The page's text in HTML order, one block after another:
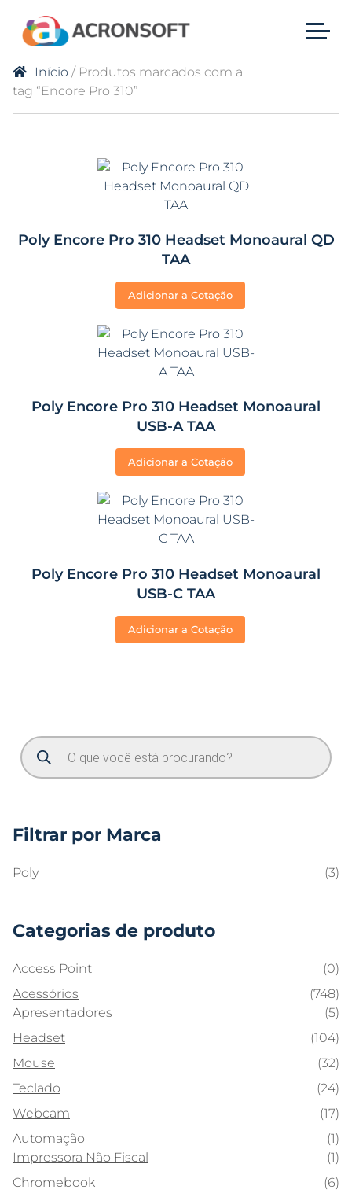
Início / Produtos marcados com a
tag “Encore Pro 310”
Poly Encore Pro 310 Headset Monoaural QD
TAA
Adicionar a Cotação
Poly Encore Pro 310 Headset Monoaural
USB-A TAA
Adicionar a Cotação
Poly Encore Pro 310 Headset Monoaural
USB-C TAA
Adicionar a Cotação
Filtrar por Marca
Poly (3)
Categorias de produto
Access Point
(0)
Acessórios
(748)
Apresentadores
(5)
Headset
(104)
Mouse
(32)
Teclado
(24)
Webcam
(17)
Automação
(1)
Impressora Não Fiscal
(1)
Chromebook
(6)